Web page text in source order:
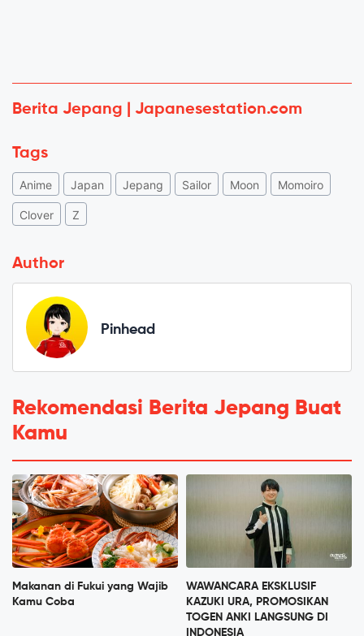
Berita Jepang | Japanesestation.com
Tags
Anime Japan Jepang Sailor Moon Momoiro
Clover Z
Author
Pinhead
Rekomendasi Berita Jepang Buat
Kamu
Makanan di Fukui yang Wajib
Kamu Coba
WAWANCARA EKSKLUSIF
KAZUKI URA, PROMOSIKAN
TOGEN ANKI LANGSUNG DI
INDONESIA